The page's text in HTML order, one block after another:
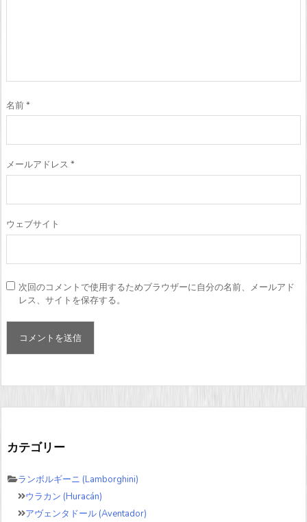
名前*
メールアドレス *
ウェブサイト
次回のコメントで使用するためブラウザーに自分の名前、メールアド
レス、サイトを保存する。
カテゴリー
ランボルギーニ (Lamborghini)
ウラカン (Huracán)
アヴェンタドール (Aventador)